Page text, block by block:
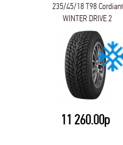
235/45/18 T98 Cordiant
WINTER DRIVE 2
11 260.00р